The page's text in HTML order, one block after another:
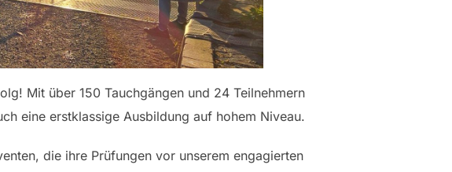
Mit über 150 Tauchgängen und 24 Teilnehmern
eine erstklassige Ausbildung auf hohem Niveau.
die ihre Prüfungen vor unserem engagierten